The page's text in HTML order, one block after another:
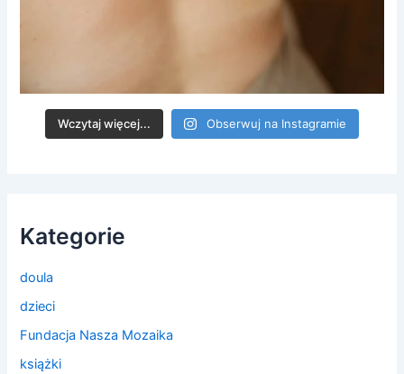
Wczytaj więcej... Obserwuj na Instagramie
Kategorie
doula
dzieci
Fundacja Nasza Mozaika
książki